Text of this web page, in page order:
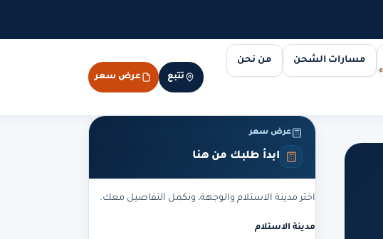
مسارات الشحن من نحن
تتبع عرض سعر
عرض سعر
ابدأ طلبك من هنا
اختر مدينة الاستلام والوجهة، ونكمل التفاصيل معك.
مدينة الاستلام